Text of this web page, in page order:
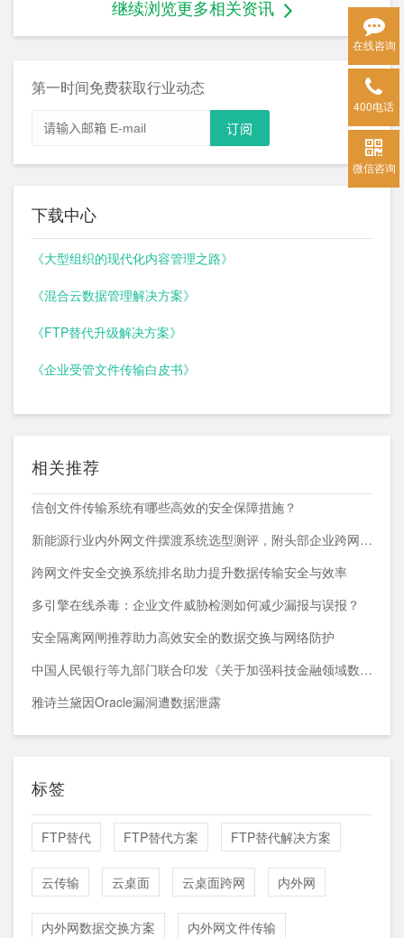
继续浏览更多相关资讯
第一时间免费获取行业动态
下载中心
《大型组织的现代化内容管理之路》
《混合云数据管理解决方案》
《FTP替代升级解决方案》
《企业受管文件传输白皮书》
相关推荐
信创文件传输系统有哪些高效的安全保障措施？
新能源行业内外网文件摆渡系统选型测评，附头部企业跨网部署案例
跨网文件安全交换系统排名助力提升数据传输安全与效率
多引擎在线杀毒：企业文件威胁检测如何减少漏报与误报？
安全隔离网闸推荐助力高效安全的数据交换与网络防护
中国人民银行等九部门联合印发《关于加强科技金融领域数据开发利用的通知》
雅诗兰黛因Oracle漏洞遭数据泄露
标签
FTP替代 FTP替代方案 FTP替代解决方案
云传输 云桌面 云桌面跨网 内外网
内外网数据交换方案 内外网文件传输
在线咨询
400电话
微信咨询